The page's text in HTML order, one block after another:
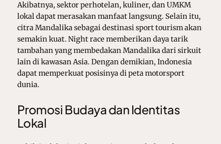
Akibatnya, sektor perhotelan, kuliner, dan UMKM
lokal dapat merasakan manfaat langsung. Selain itu,
citra Mandalika sebagai destinasi sport tourism akan
semakin kuat. Night race memberikan daya tarik
tambahan yang membedakan Mandalika dari sirkuit
lain di kawasan Asia. Dengan demikian, Indonesia
dapat memperkuat posisinya di peta motorsport
dunia.
Promosi Budaya dan Identitas
Lokal